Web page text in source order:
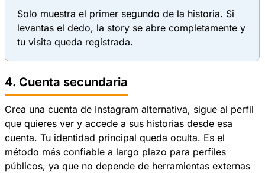
Solo muestra el primer segundo de la historia. Si
levantas el dedo, la story se abre completamente y
tu visita queda registrada.
4. Cuenta secundaria
Crea una cuenta de Instagram alternativa, sigue al perfil
que quieres ver y accede a sus historias desde esa
cuenta. Tu identidad principal queda oculta. Es el
método más confiable a largo plazo para perfiles
públicos, ya que no depende de herramientas externas